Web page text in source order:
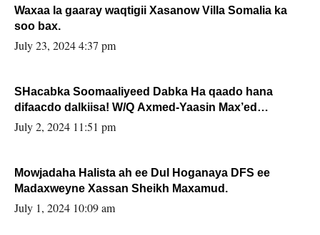
Waxaa la gaaray waqtigii Xasanow Villa Somalia ka
soo bax.
July 23, 2024 4:37 pm
SHacabka Soomaaliyeed Dabka Ha qaado hana
difaacdo dalkiisa! W/Q Axmed-Yaasin Max’ed
Sooyaan
July 2, 2024 11:51 pm
Mowjadaha Halista ah ee Dul Hoganaya DFS ee
Madaxweyne Xassan Sheikh Maxamud.
July 1, 2024 10:09 am